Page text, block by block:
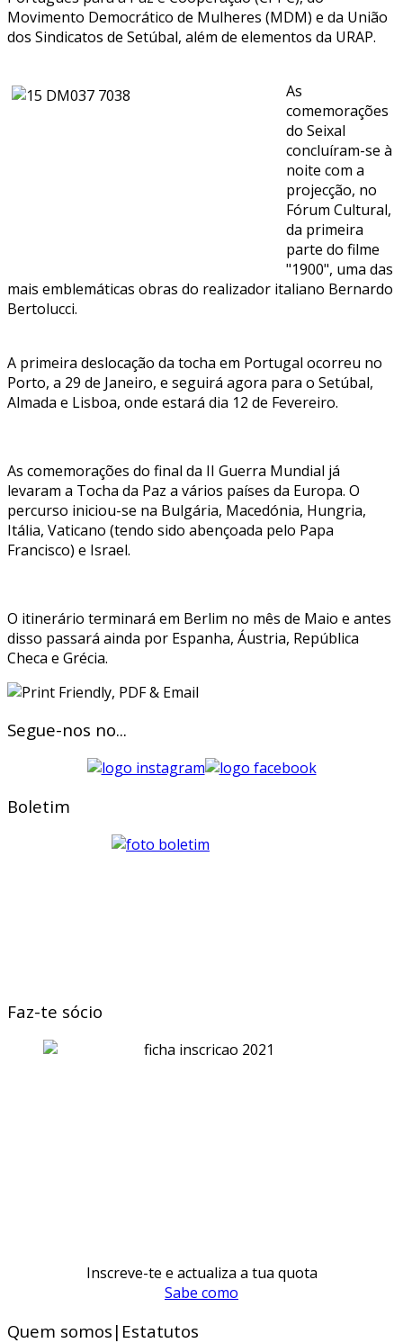
Movimento Democrático de Mulheres (MDM) e da União
dos Sindicatos de Setúbal, além de elementos da URAP.
As
comemorações
do Seixal
concluíram-se à
noite com a
projecção, no
Fórum Cultural,
da primeira
parte do filme
"1900", uma das
mais emblemáticas obras do realizador italiano Bernardo
Bertolucci.
A primeira deslocação da tocha em Portugal ocorreu no
Porto, a 29 de Janeiro, e seguirá agora para o Setúbal,
Almada e Lisboa, onde estará dia 12 de Fevereiro.
As comemorações do final da II Guerra Mundial já
levaram a Tocha da Paz a vários países da Europa. O
percurso iniciou-se na Bulgária, Macedónia, Hungria,
Itália, Vaticano (tendo sido abençoada pelo Papa
Francisco) e Israel.
O itinerário terminará em Berlim no mês de Maio e antes
disso passará ainda por Espanha, Áustria, República
Checa e Grécia.
Segue-nos no...
Boletim
Faz-te sócio
Inscreve-te e actualiza a tua quota
Sabe como
Quem somos|Estatutos